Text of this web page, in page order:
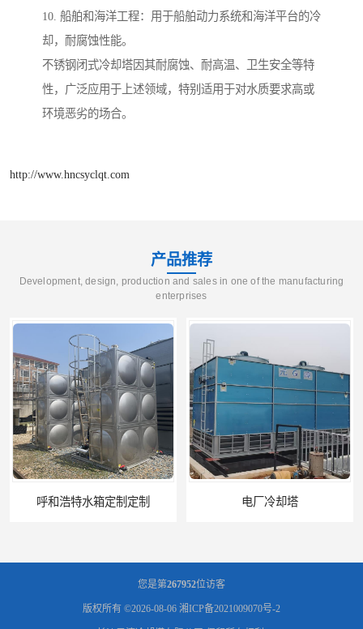
10. 船舶和海洋工程：用于船舶动力系统和海洋平台的冷
却，耐腐蚀性能。
不锈钢闭式冷却塔因其耐腐蚀、耐高温、卫生安全等特
性，广泛应用于上述领域，特别适用于对水质要求高或
环境恶劣的场合。
http://www.hncsyclqt.com
产品推荐
Development, design, production and sales in one of the manufacturing
enterprises
电厂冷却塔 郑州喷淋泵厂家
您是第267952位访客
版权所有 ©2026-08-06 湘ICP备2021009070号-2